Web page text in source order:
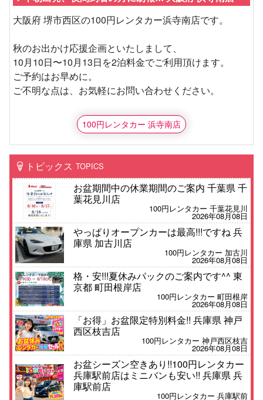
大阪府 堺市西区の100円レンタカー浜寺南店です。
秋のお出かけ応援企画といたしまして、
10月10日〜10月13日を2泊料金でご利用頂けます。
ご予約はお早めに。
ご不明な点は、お気軽にお問い合わせください。
100円レンタカー 浜寺南店
トピックス TOPICS
お盆期間中の休業期間のご案内 千葉県 千
葉花見川店
100円レンタカー 千葉花見川
2026年08月08日
やっぱりオープンカーは最高!!!ですね 兵
庫県 加古川店
100円レンタカー 加古川
2026年08月08日
格・安!!!夏休みパックのご案内です^^ 東
京都 町田根岸店
100円レンタカー 町田根岸
2026年08月08日
「お得」お盆限定特別料金!! 兵庫県 神戸
西区枝吉店
100円レンタカー 神戸西区枝吉
2026年08月08日
お盆シーズン空きあり!!100円レンタカー
兵庫駅前店はミニバンも安い!! 兵庫県 兵
庫駅前店
100円レンタカー 兵庫駅前